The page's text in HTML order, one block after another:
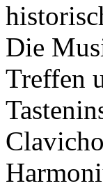
Die
Treffen